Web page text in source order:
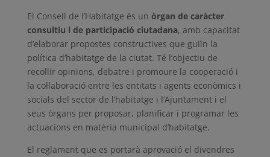
El Consell de l’Habitatge és un òrgan de caràcter
consultiu i de participació ciutadana, amb capacitat
d’elaborar propostes constructives que guiïn la
política d’habitatge de la ciutat. Té l’objectiu de
recollir opinions, debatre i promoure la cooperació i
la col·laboració entre les entitats i agents econòmics i
socials del sector de l’habitatge i l’Ajuntament i el
seus òrgans per proposar, planificar i programar les
actuacions en matèria municipal d’habitatge.
El reglament que es portarà aprovació el divendres